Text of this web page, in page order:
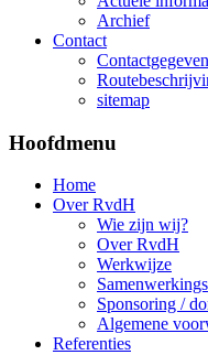
Archief
Contact
sitemap
Hoofdmenu
Home
Over RvdH
Wie zijn wij?
Over RvdH
Werkwijze
Sponsoring /
Algemene
Referenties